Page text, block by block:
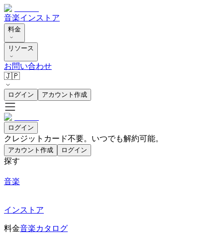
音楽インストア
料金
リソース
お問い合わせ
🇯🇵
ログイン アカウント作成
ログイン
クレジットカード不要。いつでも解約可能。
アカウント作成 ログイン
探す
音楽
インストア
料金音楽カタログ